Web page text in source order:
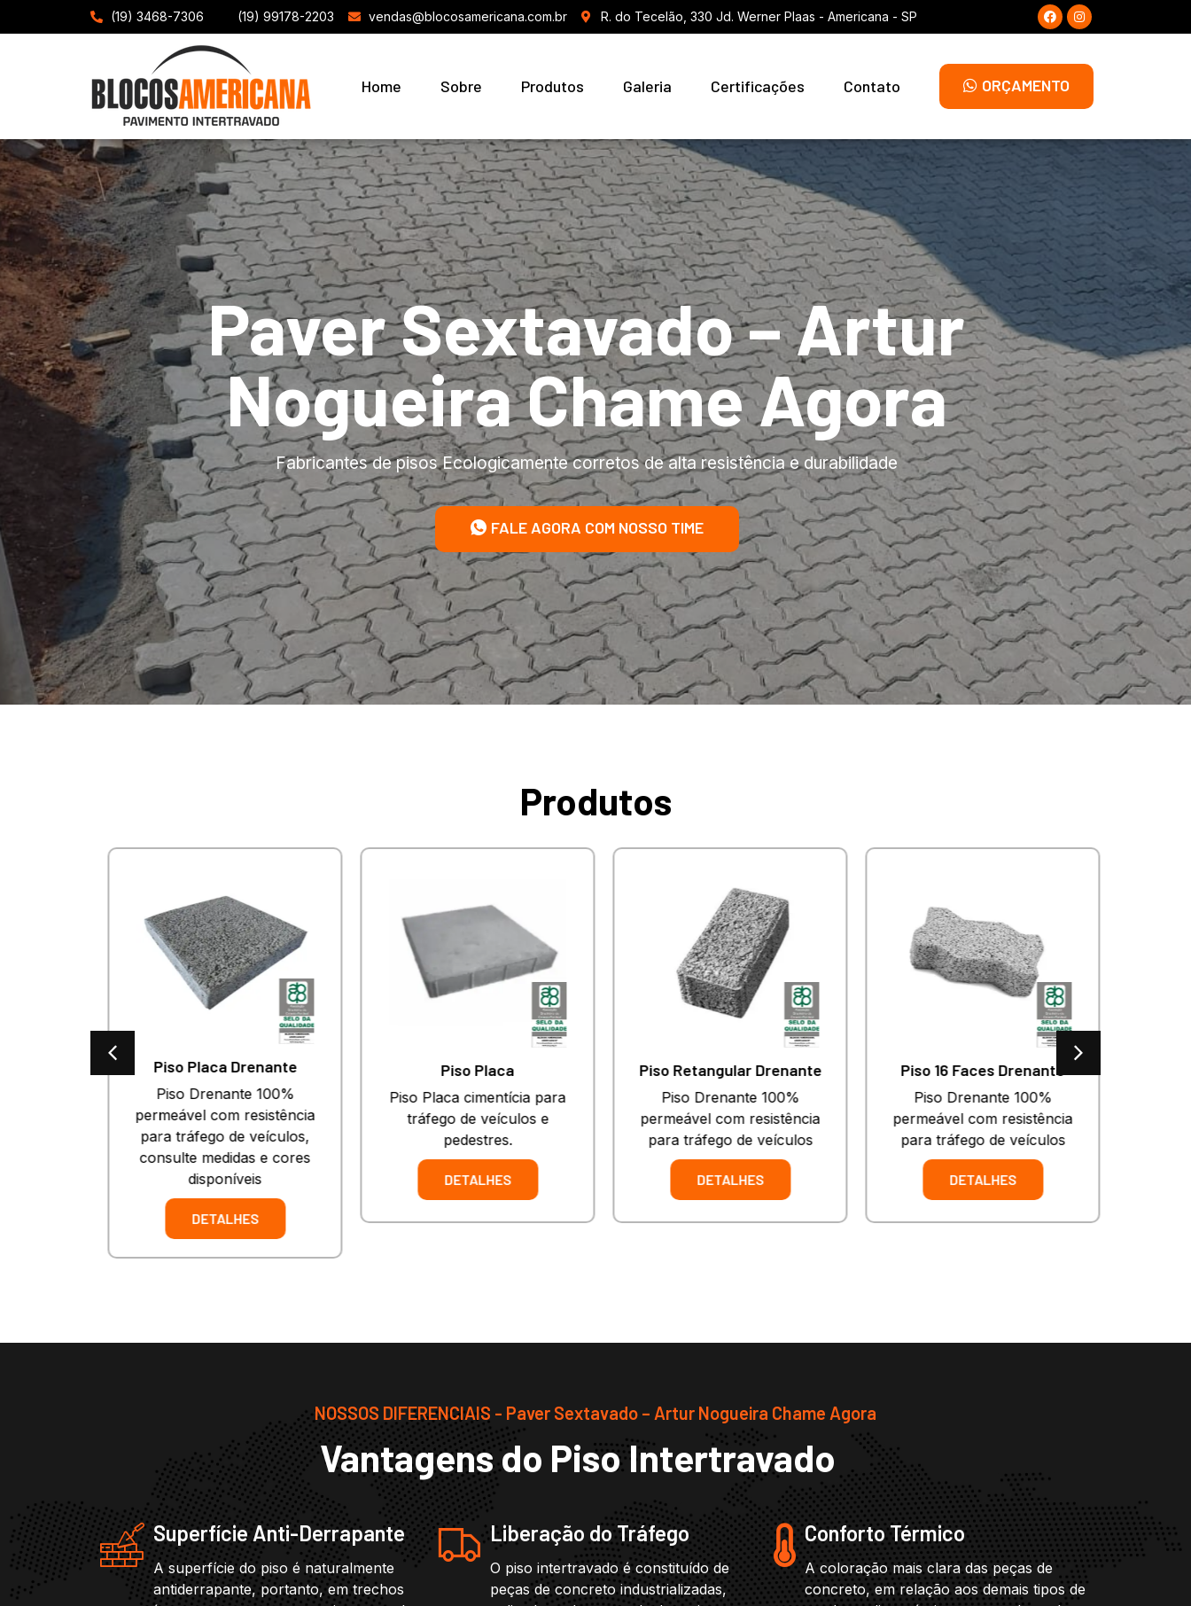
(19) 3468-7306 (19) 99178-2203 vendas@blocosamericana.com.br R. do Tecelão, 330 Jd. Werner Plaas - Americana - SP
Home Sobre Produtos Galeria Certificações Contato ORÇAMENTO
Paver Sextavado – Artur
Nogueira Chame Agora
Fabricantes de pisos Ecologicamente corretos de alta resistência e durabilidade
FALE AGORA COM NOSSO TIME
Produtos
Piso Placa Drenante
Piso Drenante 100%
permeável com resistência
para tráfego de veículos,
consulte medidas e cores
disponíveis
DETALHES
Piso Placa
Piso Placa cimentícia para
tráfego de veículos e
pedestres.
DETALHES
Piso Retangular Drenante
Piso Drenante 100%
permeável com resistência
para tráfego de veículos
DETALHES
Piso 16 Faces Drenante
Piso Drenante 100%
permeável com resistência
para tráfego de veículos
DETALHES
NOSSOS DIFERENCIAIS - Paver Sextavado – Artur Nogueira Chame Agora
Vantagens do Piso Intertravado
Superfície Anti-Derrapante
A superfície do piso é naturalmente
antiderrapante, portanto, em trechos
Liberação do Tráfego
O piso intertravado é constituído de
peças de concreto industrializadas,
Conforto Térmico
A coloração mais clara das peças de
concreto, em relação aos demais tipos de